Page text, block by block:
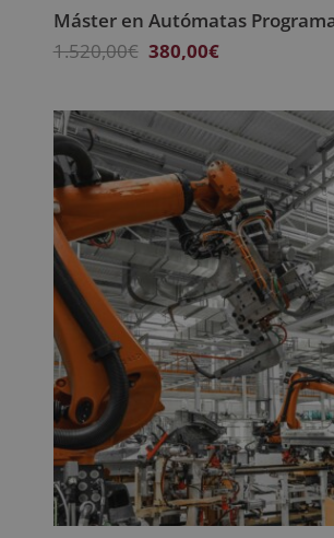
Máster en Autómatas
1.520,00€ El
era:
1.520,00€.
380,00€El
es:
380,00€.